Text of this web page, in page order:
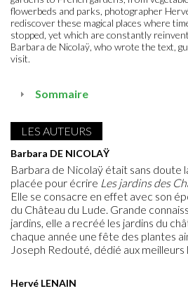
flowerbeds and parks, photographer
rediscover these magical places where
stopped, yet which are constantly
Barbara de Nicolaÿ, who wrote the text,
visit.
Sommaire
LES AUTEURS
Barbara DE NICOLAŸ
Barbara de Nicolaÿ était sans doute
placée pour écrire Les jardins des
Elle se consacre en effet avec son
du Château du Lude. Grande
jardins, elle a recréé les jardins du
chaque année une fête des plantes
Joseph Redouté, dédié aux meilleurs
Hervé LENAIN